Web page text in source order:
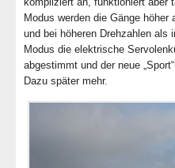
Modus werden die Gänge
und bei höheren Drehzahlen als
Modus die elektrische
abgestimmt und der neue
Dazu später mehr.